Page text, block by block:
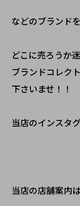
などのブランド
どこに売ろうか
ブランドコレク
下さいませ！！
当店のインスタ
当店の店舗案内